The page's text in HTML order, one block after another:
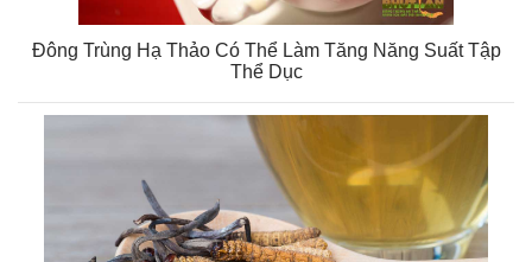
Đông Trùng Hạ Thảo Có Thể Làm Tăng Năng Suất Tập
Thể Dục